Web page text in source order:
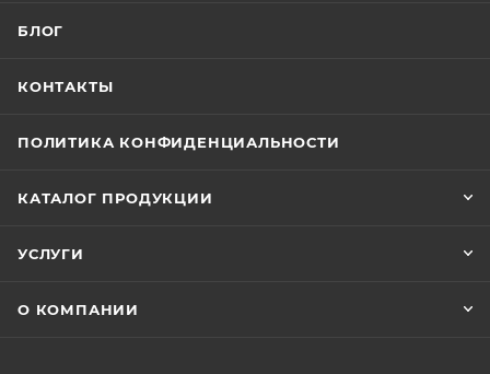
БЛОГ
КОНТАКТЫ
ПОЛИТИКА КОНФИДЕНЦИАЛЬНОСТИ
КАТАЛОГ ПРОДУКЦИИ
УСЛУГИ
О КОМПАНИИ